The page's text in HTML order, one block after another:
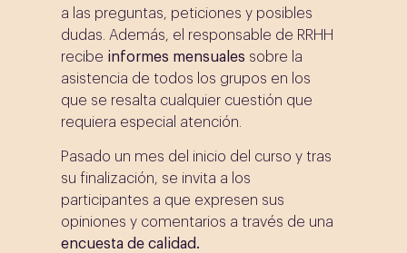
a las preguntas, peticiones y posibles
dudas. Además, el responsable de RRHH
recibe informes mensuales sobre la
asistencia de todos los grupos en los
que se resalta cualquier cuestión que
requiera especial atención.
Pasado un mes del inicio del curso y tras
su finalización, se invita a los
participantes a que expresen sus
opiniones y comentarios a través de una
encuesta de calidad.